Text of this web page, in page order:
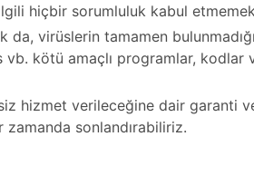
hiçbir sorumluluk kabul
virüslerin tamamen
vb. kötü amaçlı programlar,
hizmet verileceğine dair garanti
sonlandırabiliriz.